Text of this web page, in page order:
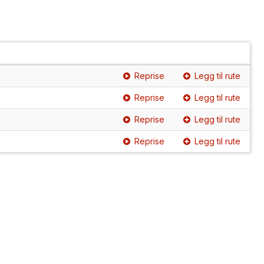
Reprise Legg til rute
Reprise Legg til rute
Reprise Legg til rute
Reprise Legg til rute